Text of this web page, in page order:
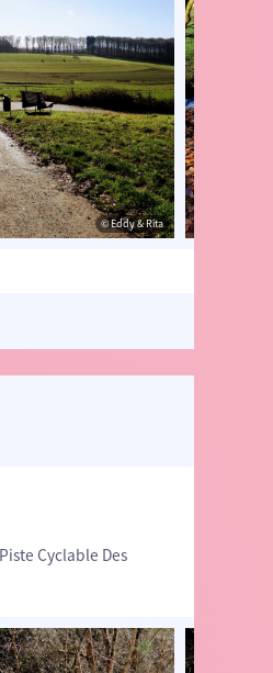
© Eddy & Rita© Eddy & Rita
Cyclable Des